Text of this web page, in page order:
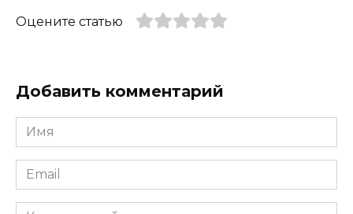
Оцените статью
Добавить комментарий
Имя
*
Email
*
Комментарий